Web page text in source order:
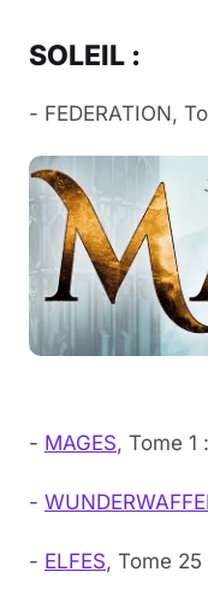
SOLEIL :
- FEDERATION,
- MAGES, Tome 1
-
- ELFES, Tome